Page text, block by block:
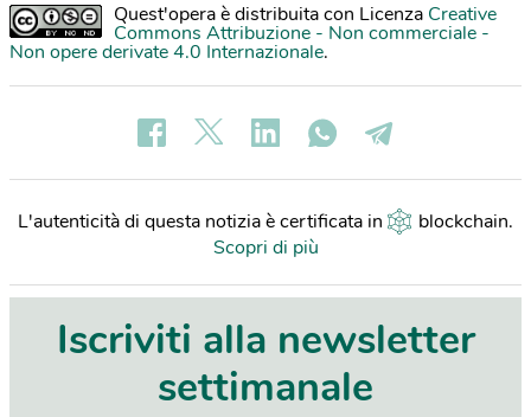
Quest'opera è distribuita con Licenza Creative
Commons Attribuzione - Non commerciale -
Non opere derivate 4.0 Internazionale.
L'autenticità di questa notizia è certificata in blockchain.
Scopri di più
Iscriviti alla newsletter
settimanale